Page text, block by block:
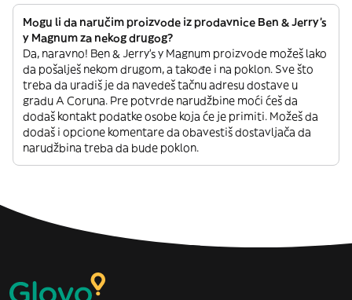
Mogu li da naručim proizvode iz prodavnice Ben & Jerry's
y Magnum za nekog drugog?
Da, naravno! Ben & Jerry's y Magnum proizvode možeš lako
da pošalješ nekom drugom, a takođe i na poklon. Sve što
treba da uradiš je da navedeš tačnu adresu dostave u
gradu A Coruna. Pre potvrde narudžbine moći ćeš da
dodaš kontakt podatke osobe koja će je primiti. Možeš da
dodaš i opcione komentare da obavestiš dostavljača da
narudžbina treba da bude poklon.